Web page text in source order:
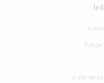
Lista de